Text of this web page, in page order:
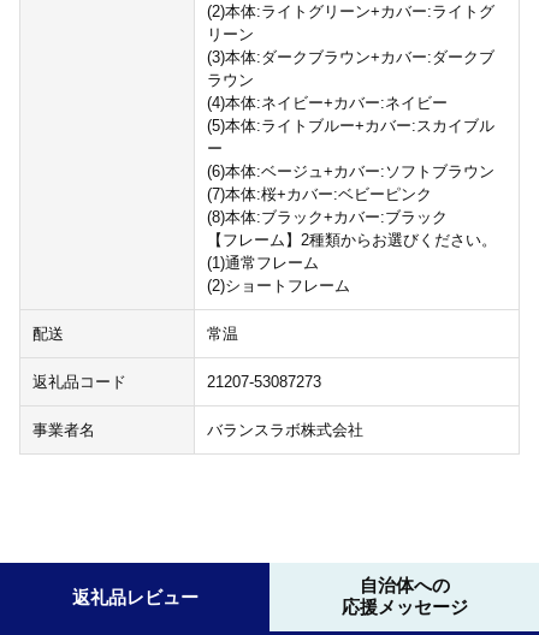
(2)本体:ライトグリーン+カバー:ライトグ
リーン
(3)本体:ダークブラウン+カバー:ダークブ
ラウン
(4)本体:ネイビー+カバー:ネイビー
(5)本体:ライトブルー+カバー:スカイブル
ー
(6)本体:ベージュ+カバー:ソフトブラウン
(7)本体:桜+カバー:ベビーピンク
(8)本体:ブラック+カバー:ブラック
【フレーム】2種類からお選びください。
(1)通常フレーム
(2)ショートフレーム
配送 常温
返礼品コード 21207-53087273
事業者名 バランスラボ株式会社
返礼品レビュー
自治体への
応援メッセージ